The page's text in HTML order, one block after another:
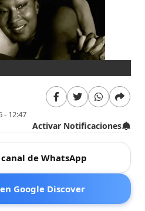
- 12:47
Activar Notificaciones
de WhatsApp
Google Discover